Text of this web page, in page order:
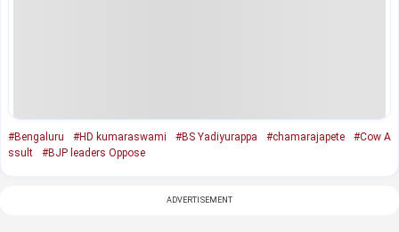
#Bengaluru #HD kumaraswami #BS Yadiyurappa #chamarajapete
#Cow A
ssult
#BJP leaders Oppose
ADVERTISEMENT